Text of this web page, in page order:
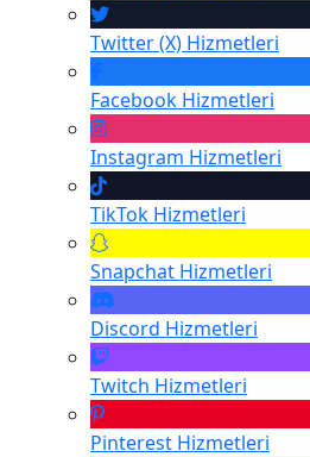
Twitter (X) Hizmetleri
Facebook Hizmetleri
Instagram Hizmetleri
TikTok Hizmetleri
Snapchat Hizmetleri
Discord Hizmetleri
Twitch Hizmetleri
Pinterest Hizmetleri